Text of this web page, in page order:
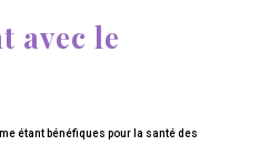
avec le
étant bénéfiques pour la santé des